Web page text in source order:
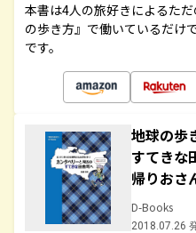
本書は4人の旅好きによるた
の歩き方』で働いているだけ
です。
地球の歩
すてきな
帰りおさ
D-Books
2018.07.26